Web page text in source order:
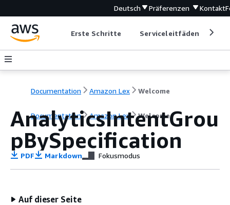
Deutsch Präferenzen Kontakt
Erste Schritte Serviceleitfäden
Documentation Amazon Lex Welcome
Documentation Amazon Lex Welcome
AnalyticsIntentGrou
pBySpecification
PDF Markdown Fokusmodus
Auf dieser Seite